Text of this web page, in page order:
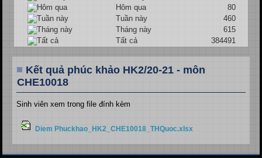
Hôm qua
80
Tuần này
460
Tháng này
615
Tất cả
384491
Kết quả phúc khảo HK2/20-21 - môn
CHE10018
Sinh viên xem trong file đính kèm
Diem Phuckhao_HK2_CHE10018_THQuoc.xlsx